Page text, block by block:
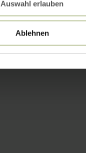
Auswahl erlauben
Ablehnen